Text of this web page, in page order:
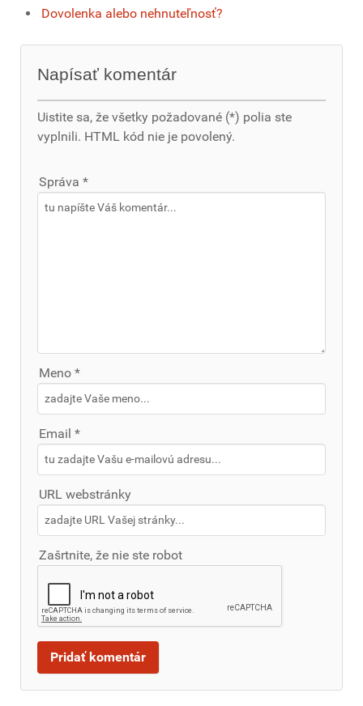
Dovolenka alebo nehnuteľnosť?
Napísať komentár
Uistite sa, že všetky požadované (*) polia ste
vyplnili. HTML kód nie je povolený.
Správa *
Meno *
Email *
URL webstránky
Zašrtnite, že nie ste robot